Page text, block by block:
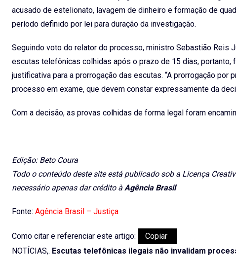
acusado de estelionato, lavagem de dinheiro e formação de
período definido por lei para duração da investigação.
Seguindo voto do relator do processo, ministro Sebastião Reis
escutas telefônicas colhidas após o prazo de 15 dias,
justificativa para a prorrogação das escutas. “A prorrogação
processo em exame, que devem constar expressamente da
Com a decisão, as provas colhidas de forma legal foram
Edição: Beto Coura
Todo o conteúdo deste site está publicado sob a Licença
necessário apenas dar crédito à Agência Brasil
Fonte: Agência Brasil – Justiça
Como citar e referenciar este artigo:
Copiar
NOTÍCIAS,. Escutas telefônicas ilegais não invalidam